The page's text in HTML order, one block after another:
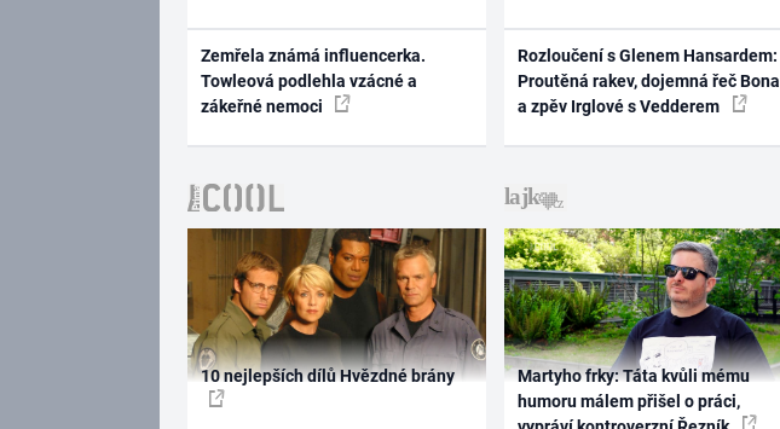
Zemřela známá influencerka.
Towleová podlehla vzácné a
zákeřné nemoci
Rozloučení s Glenem Hansardem:
Proutěná rakev, dojemná řeč Bona
a zpěv Irglové s Vedderem
10 nejlepších dílů Hvězdné brány
Martyho frky: Táta kvůli mému
humoru málem přišel o práci,